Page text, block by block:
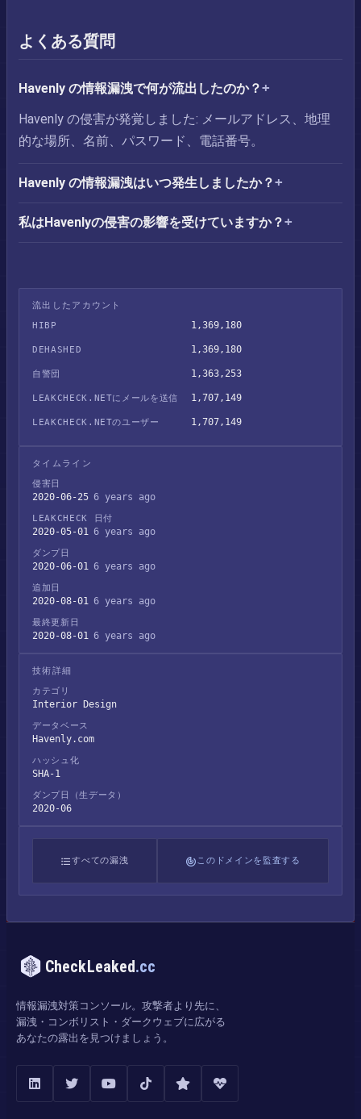
よくある質問
Havenly の情報漏洩で何が流出したのか？
Havenly の侵害が発覚しました: メールアドレス、地理
的な場所、名前、パスワード、電話番号。
Havenly の情報漏洩はいつ発生しましたか？
私はHavenlyの侵害の影響を受けていますか？
流出したアカウント
HIBP
1,369,180
DEHASHED 1,369,180
自警団 1,363,253
LEAKCHECK.NETにメールを送信 1,707,149
LEAKCHECK.NETのユーザー 1,707,149
タイムライン
侵害日
2020-06-25 6 years ago
LEAKCHECK 日付
2020-05-01 6 years ago
ダンプ日
2020-06-01 6 years ago
追加日
2020-08-01 6 years ago
最終更新日
2020-08-01 6 years ago
技術詳細
カテゴリ
Interior Design
データベース
Havenly.com
ハッシュ化
SHA-1
ダンプ日（生データ）
2020-06
すべての漏洩 このドメインを監査する
CheckLeaked.cc
情報漏洩対策コンソール。攻撃者より先に、
漏洩・コンボリスト・ダークウェブに広がる
あなたの露出を見つけましょう。